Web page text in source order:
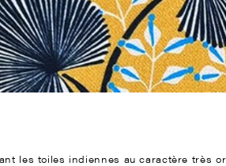
les toiles indiennes au caractère très